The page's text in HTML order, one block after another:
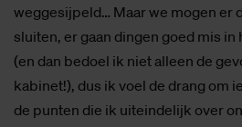
weggesijpeld… Maar we mogen er
sluiten, er gaan dingen goed mis
(en dan bedoel ik niet alleen de
kabinet!), dus ik voel de drang om
de punten die ik uiteindelijk over